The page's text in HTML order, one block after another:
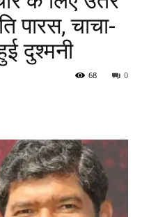
पारस, चाचा-
दुश्मनी
0
68